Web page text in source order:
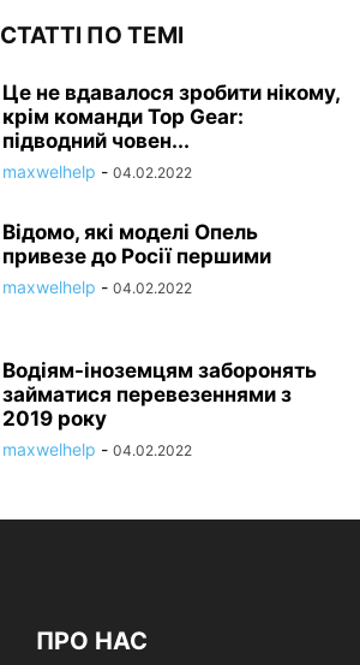
СТАТТІ ПО ТЕМІ
Це не вдавалося зробити нікому,
крім команди Top Gear:
підводний човен...
maxwelhelp - 04.02.2022
Відомо, які моделі Опель
привезе до Росії першими
maxwelhelp - 04.02.2022
Водіям-іноземцям заборонять
займатися перевезеннями з
2019 року
maxwelhelp - 04.02.2022
ПРО НАС